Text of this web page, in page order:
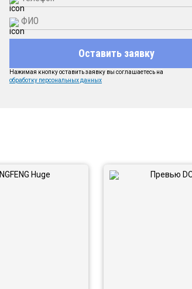
Оставить заявку
Нажимая кнопку оставить заявку вы соглашаетесь на
обработку персональных данных